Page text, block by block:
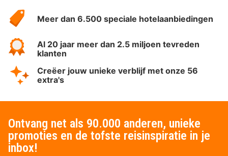
HotelSpecials
Meer dan 6.500 speciale hotelaanbiedingen
Al 20 jaar meer dan 2.5 miljoen tevreden
klanten
Creëer jouw unieke verblijf met onze 56
extra's
Ontvang net als 90.000 anderen, unieke
promoties en de tofste reisinspiratie in je
inbox!